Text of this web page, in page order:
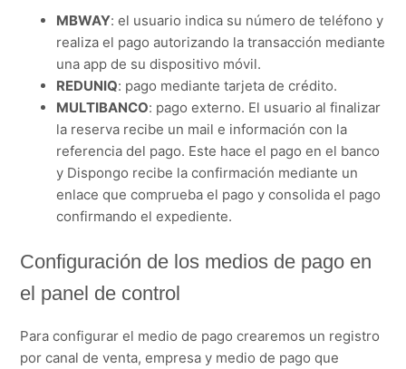
MBWAY: el usuario indica su número de teléfono y
realiza el pago autorizando la transacción mediante
una app de su dispositivo móvil.
REDUNIQ: pago mediante tarjeta de crédito.
MULTIBANCO: pago externo. El usuario al finalizar
la reserva recibe un mail e información con la
referencia del pago. Este hace el pago en el banco
y Dispongo recibe la confirmación mediante un
enlace que comprueba el pago y consolida el pago
confirmando el expediente.
Configuración de los medios de pago en
el panel de control
Para configurar el medio de pago crearemos un registro
por canal de venta, empresa y medio de pago que